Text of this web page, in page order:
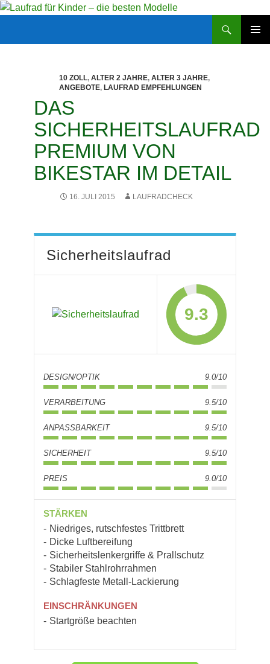
Zum
Laufrad für Kinder – die besten Modelle
10 ZOLL, ALTER 2 JAHRE, ALTER 3 JAHRE,
ANGEBOTE, LAUFRAD EMPFEHLUNGEN
DAS
SICHERHEITSLAUFRAD
PREMIUM VON
BIKESTAR IM DETAIL
16. JULI 2015 LAUFRADCHECK
Sicherheitslaufrad
9.3
DESIGN/OPTIK 9.0/10
VERARBEITUNG 9.5/10
ANPASSBARKEIT 9.5/10
SICHERHEIT 9.5/10
PREIS 9.0/10
STÄRKEN
Niedriges, rutschfestes Trittbrett
Dicke Luftbereifung
Sicherheitslenkergriffe & Prallschutz
Stabiler Stahlrohrrahmen
Schlagfeste Metall-Lackierung
EINSCHRÄNKUNGEN
Startgröße beachten